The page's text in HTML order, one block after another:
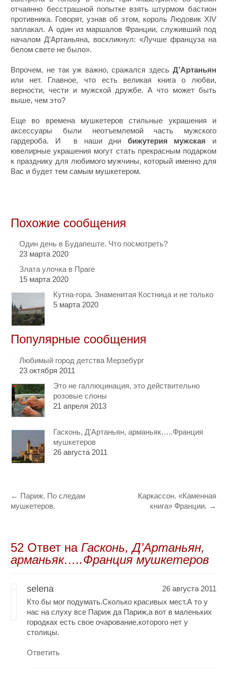
отчаянно бесстрашной попытке взять штурмом бастион
противника. Говорят, узнав об этом, король Людовик XIV
заплакал. А один из маршалов Франции, служивший под
началом Д’Артаньяна, воскликнул: «Лучше француза на
белом свете не было».
Впрочем, не так уж важно, сражался здесь Д’Артаньян
или нет. Главное, что есть великая книга о любви,
верности, чести и мужской дружбе. А что может быть
выше, чем это?
Еще во времена мушкетеров стильные украшения и
аксессуары были неотъемлемой часть мужского
гардероба. И в наши дни бижутерия мужская и
ювелирные украшения могут стать прекрасным подарком
к празднику для любимого мужчины, который именно для
Вас и будет тем самым мушкетером.
Похожие сообщения
Один день в Будапеште. Что посмотреть?
23 марта 2020
Злата улочка в Праге
15 марта 2020
Кутна-гора. Знаменитая Костница и не только
5 марта 2020
Популярные сообщения
Любимый город детства Мерзебург
23 октября 2011
Это не галлюцинация, это действительно
розовые слоны
21 апреля 2013
Гасконь, Д’Артаньян, арманьяк…..Франция
мушкетеров
26 августа 2011
← Париж. По следам
мушкетеров.
Каркассон. «Каменная
книга» Франции. →
52 Oтвет на Гасконь, Д’Артаньян,
арманьяк…..Франция мушкетеров
selena
26 августа 2011
Кто бы мог подумать.Сколько красивых мест.А то у
нас на слуху все Париж да Париж,а вот в маленьких
городках есть свое очарование,которого нет у
столицы.
Ответить